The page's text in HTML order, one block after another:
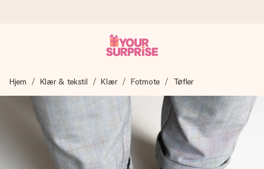
Vi lager dine gaver med omtanke og sender den avgårde så
raskt som mulig - slik at du kan gi gaven i tide, når den betyr
4,5 (basert på +15 000 anmeldelser)
Hjem Klær & tekstil Klær Fotmote Tøfler